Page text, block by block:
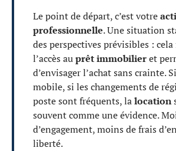
Le point de départ, c’est votre
professionnelle. Une situation
des perspectives prévisibles :
l’accès auprêt immobilieret
d’envisager l’achat sans crainte.
mobile, si les changements de
poste sont fréquents, lalocation
souvent comme une évidence.
d’engagement, moins de frais
liberté.